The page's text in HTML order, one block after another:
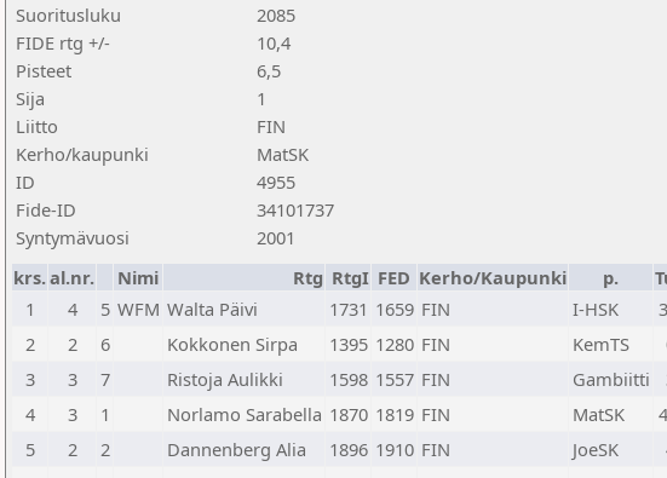
Suoritusluku
2085
FIDE rtg +/-
10,4
Pisteet
6,5
Sija
1
Liitto
FIN
Kerho/kaupunki
MatSK
ID
4955
Fide-ID
34101737
Syntymävuosi
2001
krs.al.nr. Nimi Rtg RtgI FED Kerho/Kaupunki p.
1
4 5 WFM Walta Päivi 1731 1659 FIN I-HSK
2
2 6 Kokkonen Sirpa 1395 1280 FIN KemTS
3
3 7 Ristoja Aulikki 1598 1557 FIN Gambiitti
4
3 1 Norlamo Sarabella 1870 1819 FIN MatSK
5
2 2 Dannenberg Alia 1896 1910 FIN JoeSK